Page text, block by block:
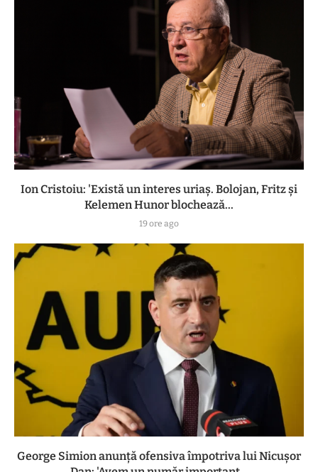
Ion Cristoiu: 'Există un interes uriaș. Bolojan, Fritz și
Kelemen Hunor blochează...
19 ore ago
George Simion anunță ofensiva împotriva lui Nicușor